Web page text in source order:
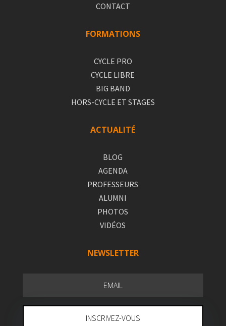
CONTACT
FORMATIONS
CYCLE PRO
CYCLE LIBRE
BIG BAND
HORS-CYCLE ET STAGES
ACTUALITÉ
BLOG
AGENDA
PROFESSEURS
ALUMNI
PHOTOS
VIDÉOS
NEWSLETTER
INSCRIVEZ-VOUS